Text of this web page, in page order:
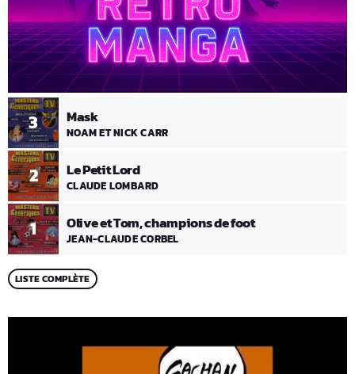
1 Olive et Tom, champions de foot
JEAN-CLAUDE CORBEL
2 Le Petit Lord
CLAUDE LOMBARD
3 Mask
NOAM ET NICK CARR
LISTE COMPLÈTE